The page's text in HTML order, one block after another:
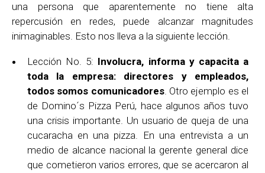
una persona que aparentemente no tiene alta
repercusión en redes, puede alcanzar magnitudes
inimaginables. Esto nos lleva a la siguiente lección.
Lección No. 5: Involucra, informa y capacita a
toda la empresa: directores y empleados,
todos somos comunicadores. Otro ejemplo es el
de Domino´s Pizza Perú, hace algunos años tuvo
una crisis importante. Un usuario de queja de una
cucaracha en una pizza. En una entrevista a un
medio de alcance nacional la gerente general dice
que cometieron varios errores, que se acercaron al